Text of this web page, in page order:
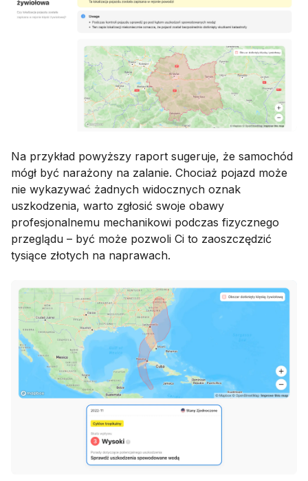
Na przykład powyższy raport sugeruje, że samochód
mógł być narażony na zalanie. Chociaż pojazd może
nie wykazywać żadnych widocznych oznak
uszkodzenia, warto zgłosić swoje obawy
profesjonalnemu mechanikowi podczas fizycznego
przeglądu – być może pozwoli Ci to zaoszczędzić
tysiące złotych na naprawach.